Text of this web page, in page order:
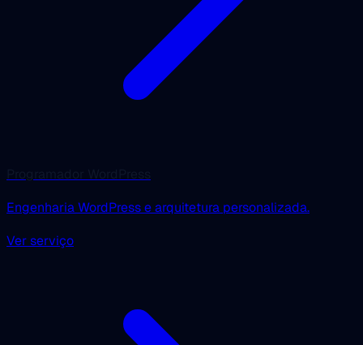
Engenharia WordPress e arquitetura personalizada.
Ver serviço